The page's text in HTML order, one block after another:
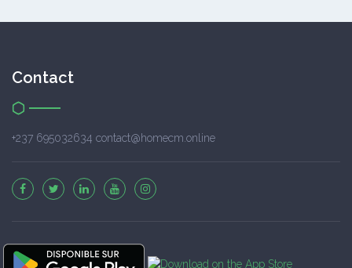
Contact
+237 695032634 contact@homecm.online